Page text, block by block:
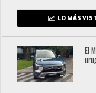
LO MÁS
El